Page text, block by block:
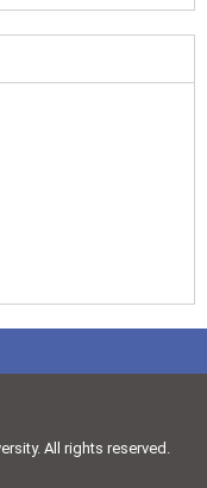
All rights reserved.